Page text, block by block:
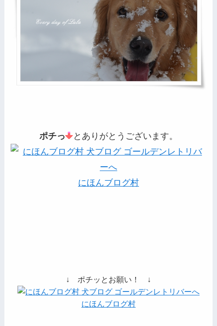
ポチっ とありがとうございます。
にほんブログ村
↓ ポチッとお願い！ ↓
にほんブログ村